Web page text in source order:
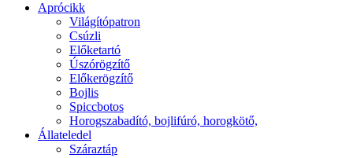
Aprócikk
Világítópatron
Csúzli
Előketartó
Úszórögzítő
Előkerögzítő
Bojlis
Spiccbotos
Horogszabadító, bojlifúró, horogkötő,
Állateledel
Száraztáp